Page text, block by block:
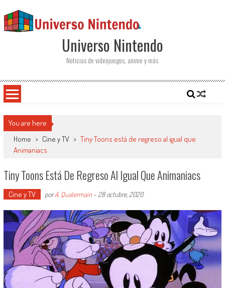
Universo Nintendo
Noticias de videojuegos, anime y más
You are here
Home > Cine y TV > Tiny Toons está de regreso al igual que
Animaniacs
Tiny Toons Está De Regreso Al Igual Que Animaniacs
Cine y TV porA. Quatermain- 28 octubre, 2020